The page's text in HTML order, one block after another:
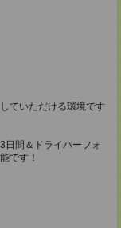
ていただける環境です
間＆ドライバーフォ
です！